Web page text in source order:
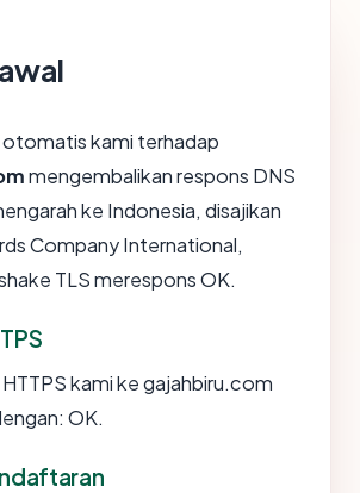
otomatis kami terhadap
mengembalikan respons DNS
ke Indonesia, disajikan
Company International,
TLS merespons OK.
kami ke gajahbiru.com
OK.